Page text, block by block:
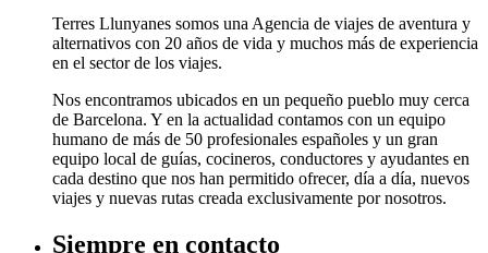
Terres Llunyanes somos una Agencia de viajes de aventura y
alternativos con 20 años de vida y muchos más de experiencia
en el sector de los viajes.
Nos encontramos ubicados en un pequeño pueblo muy cerca
de Barcelona. Y en la actualidad contamos con un equipo
humano de más de 50 profesionales españoles y un gran
equipo local de guías, cocineros, conductores y ayudantes en
cada destino que nos han permitido ofrecer, día a día, nuevos
viajes y nuevas rutas creada exclusivamente por nosotros.
Siempre en contacto